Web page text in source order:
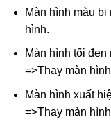
Màn hình màu bị
hình.
Màn hình tối đen
=>Thay màn
Màn hình xuất
=>Thay màn